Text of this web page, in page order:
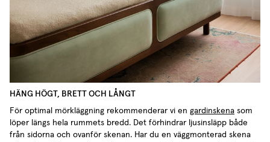
HÄNG HÖGT, BRETT OCH LÅNGT
För optimal mörkläggning rekommenderar vi en gardinskena som
löper längs hela rummets bredd. Det förhindrar ljusinsläpp både
från sidorna och ovanför skenan. Har du en väggmonterad skena